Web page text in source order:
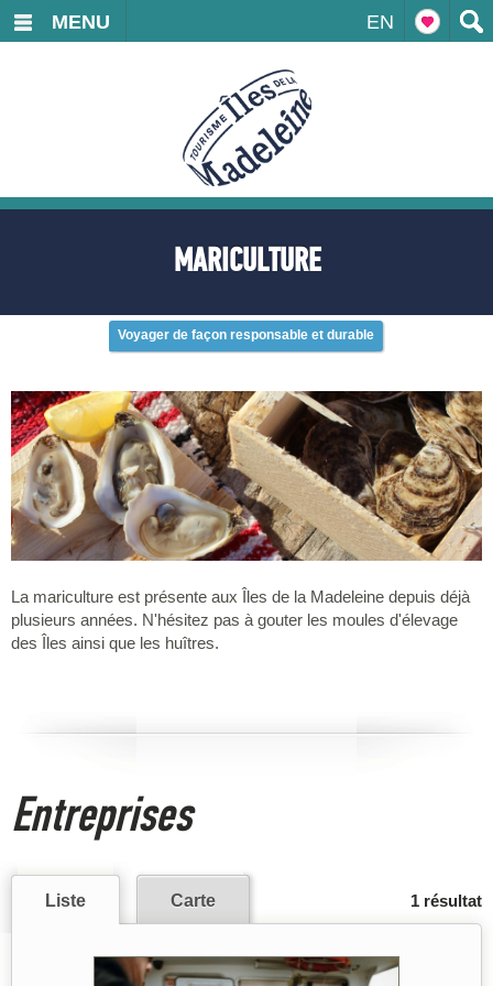
EN
MENU
MARICULTURE
Voyager de façon responsable et durable
La mariculture est présente aux Îles de la Madeleine depuis déjà
plusieurs années. N'hésitez pas à gouter les moules d'élevage
des Îles ainsi que les huîtres.
Entreprises
1 résultat
Liste Carte